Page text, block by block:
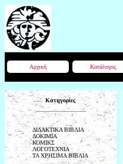
Αρχική Κατάλογος
Κατηγορίες
ΔΙΔΑΚΤΙΚΑ ΒΙΒΛΙΑ
ΔΟΚΙΜΙΑ
ΚΟΜΙΚΣ
ΛΟΓΟΤΕΧΝΙΑ
ΤΑ ΧΡΗΣΙΜΑ ΒΙΒΛΙΑ